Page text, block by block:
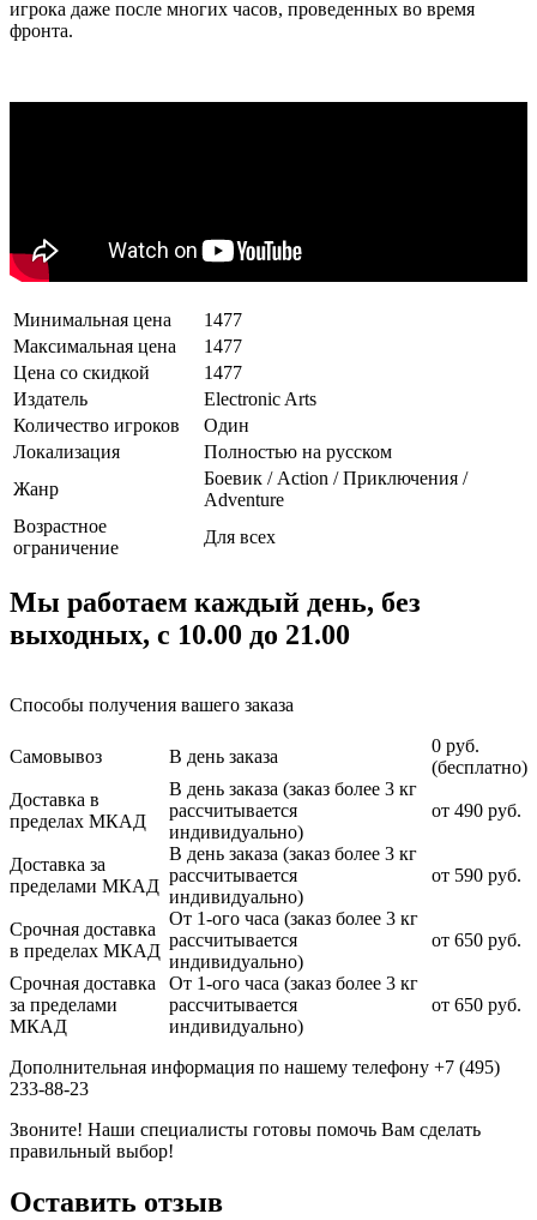
игрока даже после многих часов, проведенных во время
фронта.
Минимальная цена
1477
Максимальная цена
1477
Цена со скидкой
1477
Издатель
Electronic Arts
Количество игроков
Один
Локализация
Полностью на русском
Жанр
Боевик / Action / Приключения /
Adventure
Возрастное
ограничение
Для всех
Мы работаем каждый день, без
выходных, с 10.00 до 21.00
Способы получения вашего заказа
Самовывоз В день заказа
0 руб.
(бесплатно)
Доставка в
пределах МКАД
В день заказа (заказ более 3 кг
рассчитывается
индивидуально)
от 490 руб.
Доставка за
пределами МКАД
В день заказа (заказ более 3 кг
рассчитывается
индивидуально)
от 590 руб.
Срочная доставка
в пределах МКАД
От 1-ого часа (заказ более 3 кг
рассчитывается
индивидуально)
от 650 руб.
Срочная доставка
за пределами
МКАД
От 1-ого часа (заказ более 3 кг
рассчитывается
индивидуально)
от 650 руб.
Дополнительная информация по нашему телефону +7 (495)
233-88-23
Звоните! Наши специалисты готовы помочь Вам сделать
правильный выбор!
Оставить отзыв